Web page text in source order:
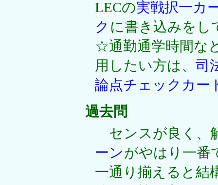
LECの実戦択一カ
ク に書き込みをし
☆通勤通学時間な
用したい方は、 司
論点チェックカー
過去問
センスが良く、
ーンがやはり一番
一通り揃えると結